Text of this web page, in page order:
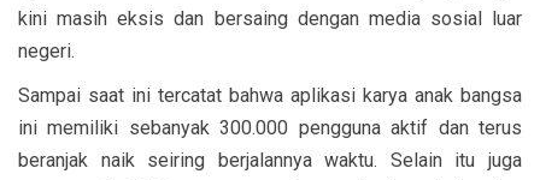
kini masih eksis dan bersaing dengan media sosial luar
negeri.
Sampai saat ini tercatat bahwa aplikasi karya anak bangsa
ini memiliki sebanyak 300.000 pengguna aktif dan terus
beranjak naik seiring berjalannya waktu. Selain itu juga